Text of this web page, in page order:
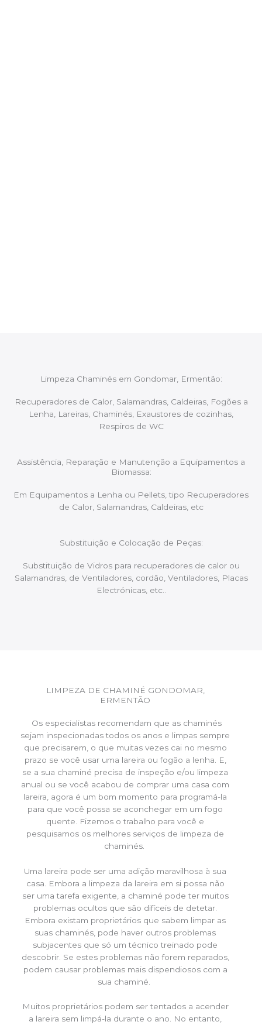
Limpeza Chaminés em Gondomar, Ermentão:
Recuperadores de Calor, Salamandras, Caldeiras, Fogões a
Lenha, Lareiras, Chaminés, Exaustores de cozinhas,
Respiros de WC
Assistência, Reparação e Manutenção a Equipamentos a
Biomassa:
Em Equipamentos a Lenha ou Pellets, tipo Recuperadores
de Calor, Salamandras, Caldeiras, etc
Substituição e Colocação de Peças:
Substituição de Vidros para recuperadores de calor ou
Salamandras, de Ventiladores, cordão, Ventiladores, Placas
Electrónicas, etc..
LIMPEZA DE CHAMINÉ GONDOMAR,
ERMENTÃO
Os especialistas recomendam que as chaminés
sejam inspecionadas todos os anos e limpas sempre
que precisarem, o que muitas vezes cai no mesmo
prazo se você usar uma lareira ou fogão a lenha. E,
se a sua chaminé precisa de inspeção e/ou limpeza
anual ou se você acabou de comprar uma casa com
lareira, agora é um bom momento para programá-la
para que você possa se aconchegar em um fogo
quente. Fizemos o trabalho para você e
pesquisamos os melhores serviços de limpeza de
chaminés.
Uma lareira pode ser uma adição maravilhosa à sua
casa. Embora a limpeza da lareira em si possa não
ser uma tarefa exigente, a chaminé pode ter muitos
problemas ocultos que são difíceis de detetar.
Embora existam proprietários que sabem limpar as
suas chaminés, pode haver outros problemas
subjacentes que só um técnico treinado pode
descobrir. Se estes problemas não forem reparados,
podem causar problemas mais dispendiosos com a
sua chaminé.
Muitos proprietários podem ser tentados a acender
a lareira sem limpá-la durante o ano. No entanto,